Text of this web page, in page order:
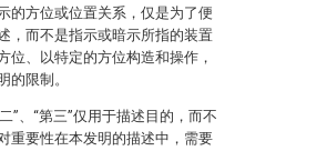
的方位或位置关系，仅是为了便
，而不是指示或暗示所指的装置
位、以特定的方位构造和操作，
的限制。
”、“第三”仅用于描述目的，而不
重要性在本发明的描述中，需要